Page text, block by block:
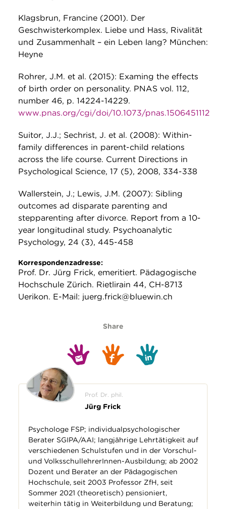
Klagsbrun, Francine (2001). Der
Geschwisterkomplex. Liebe und Hass, Rivalität
und Zusammenhalt – ein Leben lang? München:
Heyne
Rohrer, J.M. et al. (2015): Examing the effects
of birth order on personality. PNAS vol. 112,
number 46, p. 14224-14229.
www.pnas.org/cgi/doi/10.1073/pnas.1506451112
Suitor, J.J.; Sechrist, J. et al. (2008): Within-
family differences in parent-child relations
across the life course. Current Directions in
Psychological Science, 17 (5), 2008, 334-338
Wallerstein, J.; Lewis, J.M. (2007): Sibling
outcomes ad disparate parenting and
stepparenting after divorce. Report from a 10-
year longitudinal study. Psychoanalytic
Psychology, 24 (3), 445-458
Korrespondenzadresse:
Prof. Dr. Jürg Frick, emeritiert. Pädagogische
Hochschule Zürich. Rietlirain 44, CH-8713
Uerikon. E-Mail: juerg.frick@bluewin.ch
Share
Prof. Dr. phil.
Jürg Frick
Psychologe FSP; individualpsychologischer
Berater SGIPA/AAI; langjährige Lehrtätigkeit auf
verschiedenen Schulstufen und in der Vorschul-
und VolksschullehrerInnen-Ausbildung; ab 2002
Dozent und Berater an der Pädagogischen
Hochschule, seit 2003 Professor ZfH, seit
Sommer 2021 (theoretisch) pensioniert,
weiterhin tätig in Weiterbildung und Beratung;